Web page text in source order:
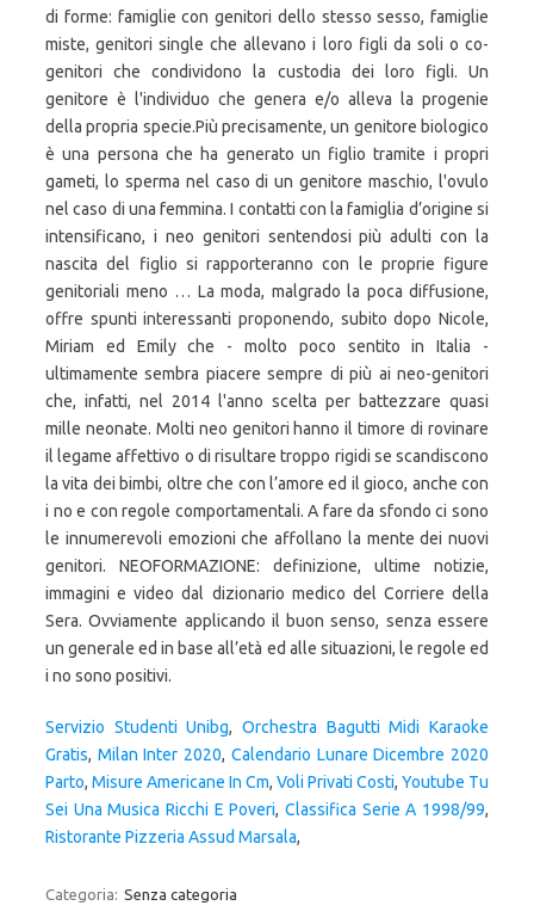
di forme: famiglie con genitori dello stesso sesso, famiglie
miste, genitori single che allevano i loro figli da soli o co-
genitori che condividono la custodia dei loro figli. Un
genitore è l'individuo che genera e/o alleva la progenie
della propria specie.Più precisamente, un genitore biologico
è una persona che ha generato un figlio tramite i propri
gameti, lo sperma nel caso di un genitore maschio, l'ovulo
nel caso di una femmina. I contatti con la famiglia d’origine si
intensificano, i neo genitori sentendosi più adulti con la
nascita del figlio si rapporteranno con le proprie figure
genitoriali meno … La moda, malgrado la poca diffusione,
offre spunti interessanti proponendo, subito dopo Nicole,
Miriam ed Emily che - molto poco sentito in Italia -
ultimamente sembra piacere sempre di più ai neo-genitori
che, infatti, nel 2014 l'anno scelta per battezzare quasi
mille neonate. Molti neo genitori hanno il timore di rovinare
il legame affettivo o di risultare troppo rigidi se scandiscono
la vita dei bimbi, oltre che con l’amore ed il gioco, anche con
i no e con regole comportamentali. A fare da sfondo ci sono
le innumerevoli emozioni che affollano la mente dei nuovi
genitori. NEOFORMAZIONE: definizione, ultime notizie,
immagini e video dal dizionario medico del Corriere della
Sera. Ovviamente applicando il buon senso, senza essere
un generale ed in base all’età ed alle situazioni, le regole ed
i no sono positivi.
Servizio Studenti Unibg,Orchestra Bagutti Midi Karaoke
Gratis, Milan Inter 2020, Calendario Lunare Dicembre 2020
Parto, Misure Americane In Cm, Voli Privati Costi, Youtube Tu
Sei Una Musica Ricchi E Poveri,Classifica Serie A 1998/99,
Ristorante Pizzeria Assud Marsala,
Categoria: Senza categoria